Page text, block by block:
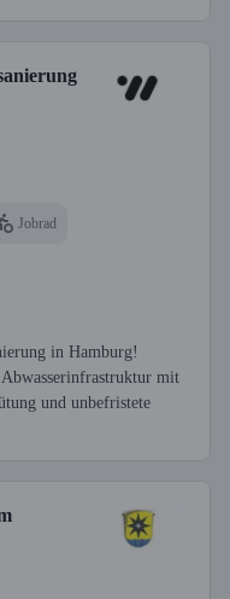
Jobrad
in Hamburg!
mit
und unbefristete